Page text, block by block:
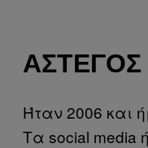
ΆΣΤΕΓΟΣ
Ήταν 2006 και
Τα social media